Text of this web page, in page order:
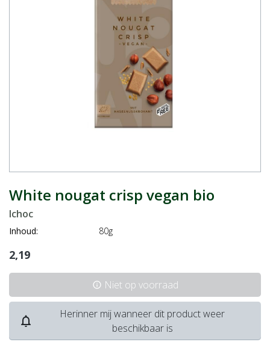
White nougat crisp vegan bio
Ichoc
Inhoud: 80g
2,19
info Niet op voorraad
notifications_none
Herinner mij wanneer dit product weer
beschikbaar is